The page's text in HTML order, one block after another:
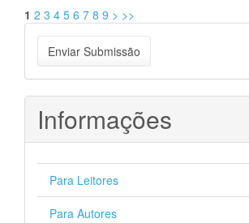
1 2 3 4 5 6 7 8 9 > >>
Enviar
Submissão
Enviar Submissão
Informações
Para Leitores
Para Autores